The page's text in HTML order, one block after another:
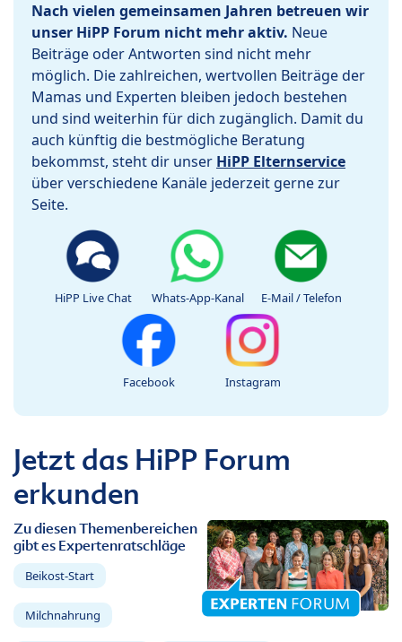
Nach vielen gemeinsamen Jahren betreuen wir
unser HiPP Forum nicht mehr aktiv. Neue
Beiträge oder Antworten sind nicht mehr
möglich. Die zahlreichen, wertvollen Beiträge der
Mamas und Experten bleiben jedoch bestehen
und sind weiterhin für dich zugänglich. Damit du
auch künftig die bestmögliche Beratung
bekommst, steht dir unser HiPP Elternservice
über verschiedene Kanäle jederzeit gerne zur
Seite.
HiPP Live Chat Whats-App-Kanal E-Mail / Telefon
Facebook Instagram
Jetzt das HiPP Forum
erkunden
Zu diesen Themenbereichen
gibt es Expertenratschläge
Beikost-Start
Milchnahrung